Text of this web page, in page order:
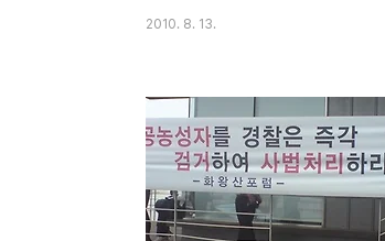
른 나라 말로 내러티브 글쓰기라고 하지요.
블로그는 그냥 이야기 하듯이 쉽게쉽게 내러
티브 글쓰기를 하시면 됩니다." 누가 이런 뻥
을 쳤냐구요? 바로접니다. 한겨레 21, 안수찬
기자에게 라는 강의를 듣지 않았다면 앞으로
2010. 8. 13.